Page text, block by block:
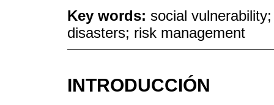
Key words: social
disasters; risk management
INTRODUCCIÓN